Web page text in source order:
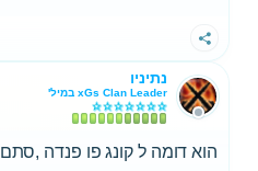
שתף
נתיניו
xGs Clan Leader במיל'
הוא דומה ל קונג פו פנדה ,סתם